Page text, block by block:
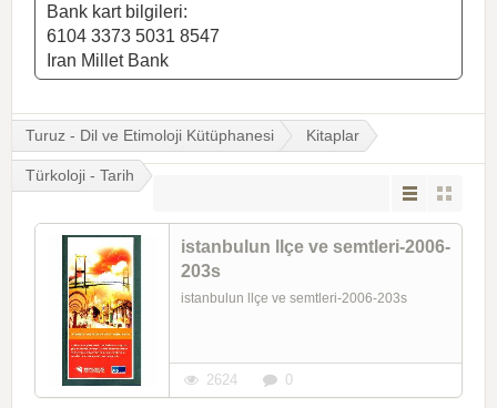
Bank kart bilgileri:
6104 3373 5031 8547
Iran Millet Bank
Turuz - Dil ve Etimoloji Kütüphanesi Kitaplar
Türkoloji - Tarih
istanbulun llçe ve semtleri-2006-
203s
istanbulun llçe ve semtleri-2006-203s
2624 0